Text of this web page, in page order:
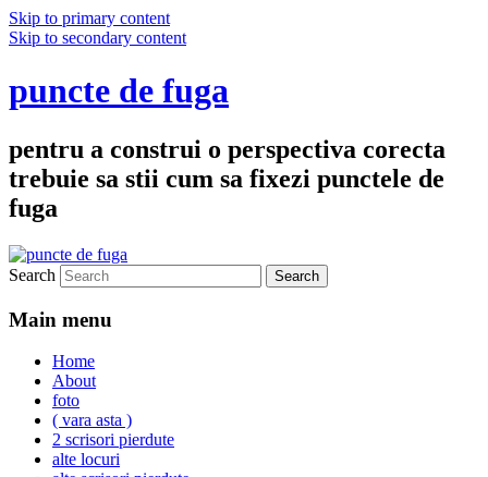
Skip to primary content
Skip to secondary content
puncte de fuga
pentru a construi o perspectiva corecta
trebuie sa stii cum sa fixezi punctele de
fuga
Search
Main menu
Home
About
foto
( vara asta )
2 scrisori pierdute
alte locuri